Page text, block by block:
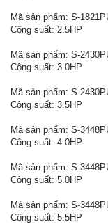
Mã sản phẩm: S-
Công suất: 2.5HP
Mã sản phẩm: S-
Công suất: 3.0HP
Mã sản phẩm: S-
Công suất: 3.5HP
Mã sản phẩm: S-
Công suất: 4.0HP
Mã sản phẩm: S-
Công suất: 5.0HP
Mã sản phẩm: S-
Công suất: 5.5HP